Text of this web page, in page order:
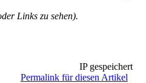
Links zu sehen).
IP gespeichert
Permalink für diesen Artikel